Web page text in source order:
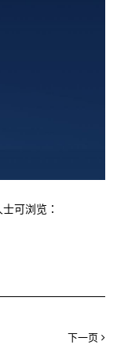
可浏览：
下一页